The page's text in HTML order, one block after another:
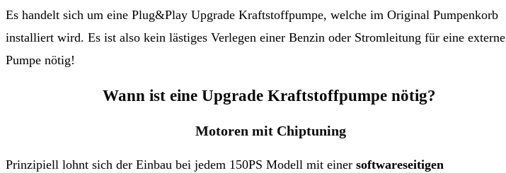
Es handelt sich um eine Plug&Play Upgrade Kraftstoffpumpe, welche im Original Pumpenkorb
installiert wird. Es ist also kein lästiges Verlegen einer Benzin oder Stromleitung für eine externe
Pumpe nötig!
Wann ist eine Upgrade Kraftstoffpumpe nötig?
Motoren mit Chiptuning
Prinzipiell lohnt sich der Einbau bei jedem 150PS Modell mit einer softwareseitigen